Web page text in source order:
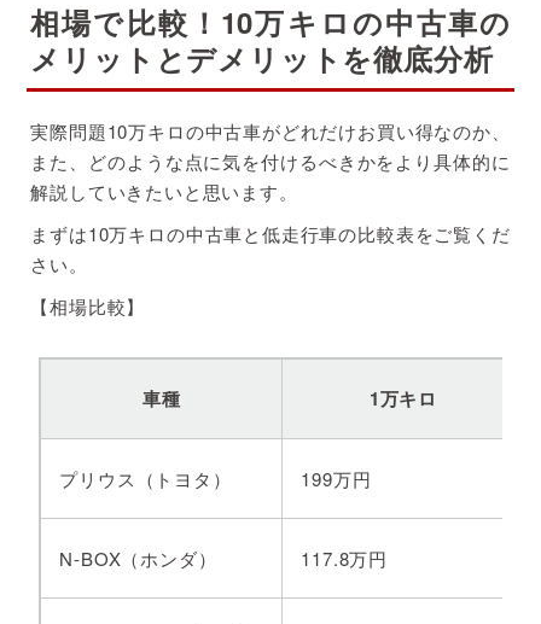
相場で比較！10万キロの中古車の
メリットとデメリットを徹底分析
実際問題10万キロの中古車がどれだけお買い得なのか、
また、どのような点に気を付けるべきかをより具体的に
解説していきたいと思います。
まずは10万キロの中古車と低走行車の比較表をご覧くだ
さい。
【相場比較】
車種 1万キロ
プリウス（トヨタ） 199万円
N-BOX（ホンダ） 117.8万円